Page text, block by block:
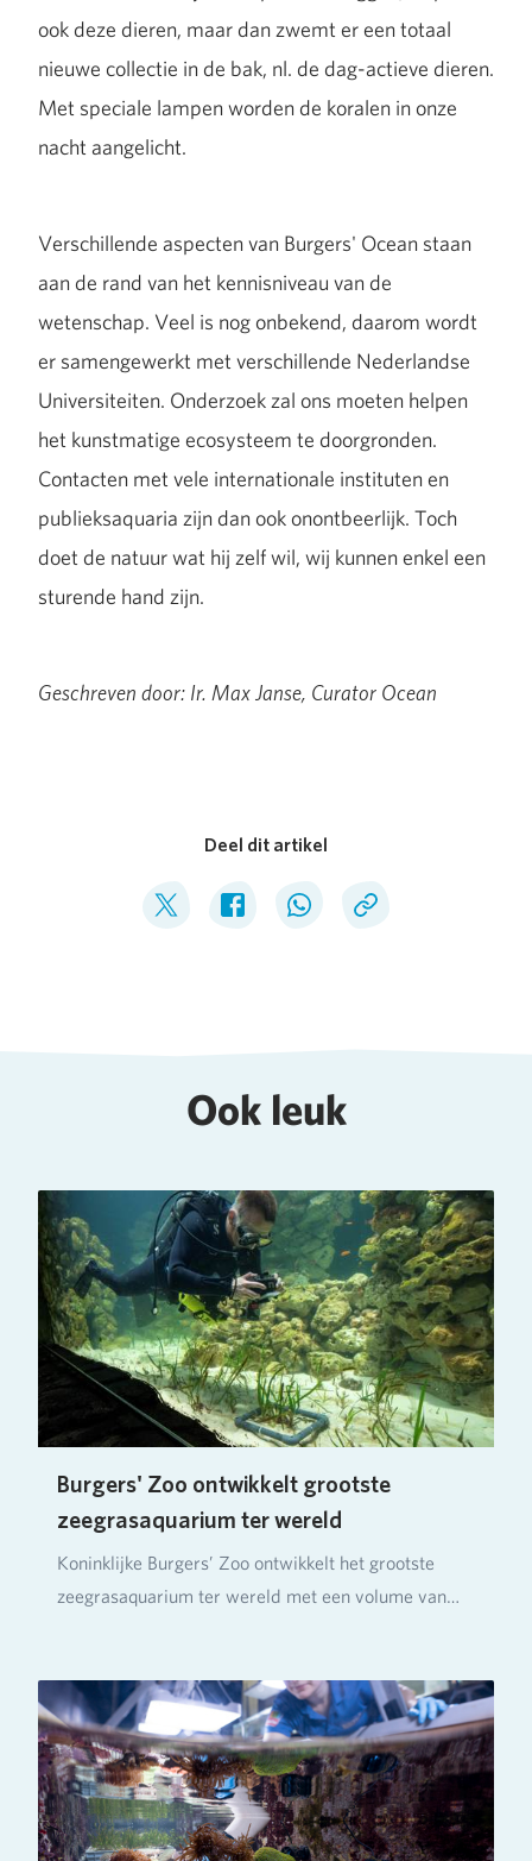
ook deze dieren, maar dan zwemt er een totaal
nieuwe collectie in de bak, nl. de dag-actieve dieren.
Met speciale lampen worden de koralen in onze
nacht aangelicht.
Verschillende aspecten van Burgers' Ocean staan
aan de rand van het kennisniveau van de
wetenschap. Veel is nog onbekend, daarom wordt
er samengewerkt met verschillende Nederlandse
Universiteiten. Onderzoek zal ons moeten helpen
het kunstmatige ecosysteem te doorgronden.
Contacten met vele internationale instituten en
publieksaquaria zijn dan ook onontbeerlijk. Toch
doet de natuur wat hij zelf wil, wij kunnen enkel een
sturende hand zijn.
Geschreven door: Ir. Max Janse, Curator Ocean
Deel dit artikel
Deel op TwitterDeel op Facebook
Deel op WhatsApp
Kopieer link
Ook leuk
Burgers' Zoo ontwikkelt grootste
zeegrasaquarium ter wereld
Koninklijke Burgers’ Zoo ontwikkelt het grootste
zeegrasaquarium ter wereld met een volume van